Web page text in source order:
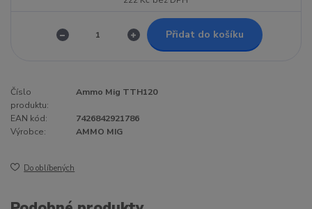
Přidat do košíku
Číslo
produktu:
Ammo Mig TTH120
EAN kód:
7426842921786
Výrobce:
AMMO MIG
Do oblíbených